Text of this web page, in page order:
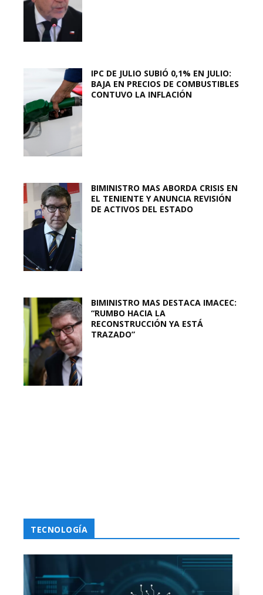
IPC DE JULIO SUBIÓ 0,1% EN JULIO:
BAJA EN PRECIOS DE COMBUSTIBLES
CONTUVO LA INFLACIÓN
BIMINISTRO MAS ABORDA CRISIS EN
EL TENIENTE Y ANUNCIA REVISIÓN
DE ACTIVOS DEL ESTADO
BIMINISTRO MAS DESTACA IMACEC:
“RUMBO HACIA LA
RECONSTRUCCIÓN YA ESTÁ
TRAZADO”
TECNOLOGÍA